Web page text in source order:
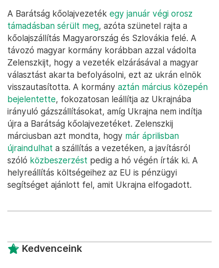
A Barátság kőolajvezeték egy január végi orosz
támadásban sérült meg, azóta szünetel rajta a
kőolajszállítás Magyarország és Szlovákia felé. A
távozó magyar kormány korábban azzal vádolta
Zelenszkijt, hogy a vezeték elzárásával a magyar
választást akarta befolyásolni, ezt az ukrán elnök
visszautasította. A kormány aztán március közepén
bejelentette, fokozatosan leállítja az Ukrajnába
irányuló gázszállításokat, amíg Ukrajna nem indítja
újra a Barátság kőolajvezetéket. Zelenszkij
márciusban azt mondta, hogy már áprilisban
újraindulhat a szállítás a vezetéken, a javításról
szóló közbeszerzést pedig a hó végén írták ki. A
helyreállítás költségeihez az EU is pénzügyi
segítséget ajánlott fel, amit Ukrajna elfogadott.
Kedvenceink